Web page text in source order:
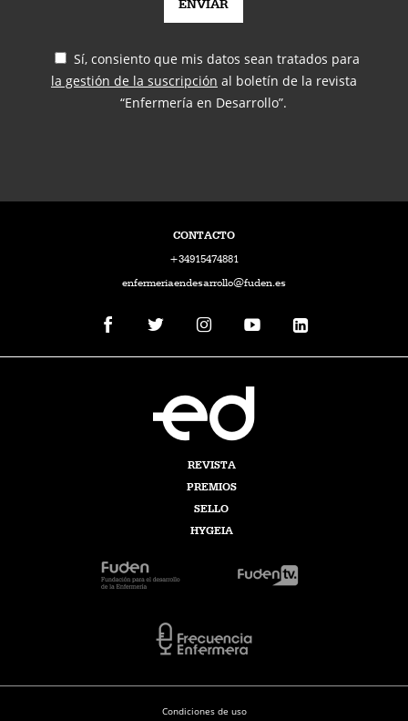
Sí, consiento que mis datos sean tratados para
la gestión de la suscripción al boletín de la revista
“Enfermería en Desarrollo”.
CONTACTO
+34915474881
enfermeriaendesarrollo@fuden.es
REVISTA
PREMIOS
SELLO
HYGEIA
Condiciones de uso